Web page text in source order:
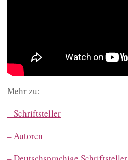
Mehr zu:
– Schriftsteller
– Autoren